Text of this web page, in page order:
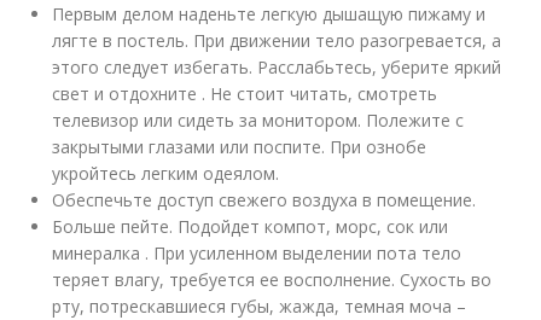
Первым делом наденьте легкую дышащую пижаму и
лягте в постель. При движении тело разогревается, а
этого следует избегать. Расслабьтесь, уберите яркий
свет и отдохните . Не стоит читать, смотреть
телевизор или сидеть за монитором. Полежите с
закрытыми глазами или поспите. При ознобе
укройтесь легким одеялом.
Обеспечьте доступ свежего воздуха в помещение.
Больше пейте. Подойдет компот, морс, сок или
минералка . При усиленном выделении пота тело
теряет влагу, требуется ее восполнение. Сухость во
рту, потрескавшиеся губы, жажда, темная моча –